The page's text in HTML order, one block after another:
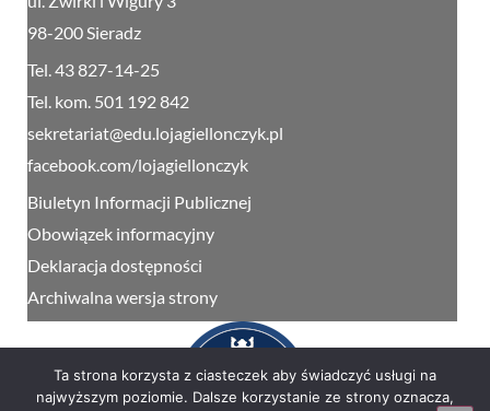
98-200 Sieradz
Tel. 43 827-14-25
Tel. kom. 501 192 842
sekretariat@edu.lojagiellonczyk.pl
facebook.com/lojagiellonczyk
Biuletyn Informacji Publicznej
Obowiązek informacyjny
Deklaracja dostępności
Archiwalna wersja strony
Ta strona korzysta z ciasteczek aby świadczyć usługi na
najwyższym poziomie. Dalsze korzystanie ze strony oznacza,